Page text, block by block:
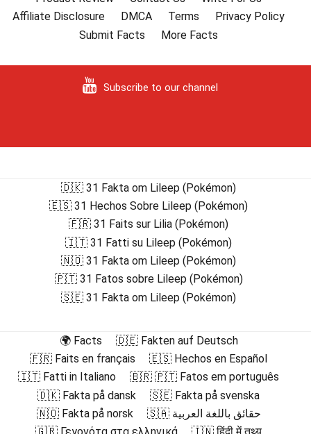
Affiliate Disclosure
DMCA Terms
Privacy Policy
Submit Facts
More Facts
Subscribe to our channel
🇩🇰 31 Fakta om Lileep (Pokémon)
🇪🇸 31 Hechos Sobre Lileep (Pokémon)
🇫🇷 31 Faits sur Lilia (Pokémon)
🇮🇹 31 Fatti su Lileep (Pokémon)
🇳🇴 31 Fakta om Lileep (Pokémon)
🇵🇹 31 Fatos sobre Lileep (Pokémon)
🇸🇪 31 Fakta om Lileep (Pokémon)
🌍 Facts
🇩🇪 Fakten auf Deutsch
🇫🇷 Faits en français
🇪🇸 Hechos en Español
🇮🇹 Fatti in Italiano
🇧🇷 🇵🇹 Fatos em português
🇩🇰 Fakta på dansk
🇸🇪 Fakta på svenska
🇳🇴 Fakta på norsk
🇸🇦 حقائق باللغة العربية